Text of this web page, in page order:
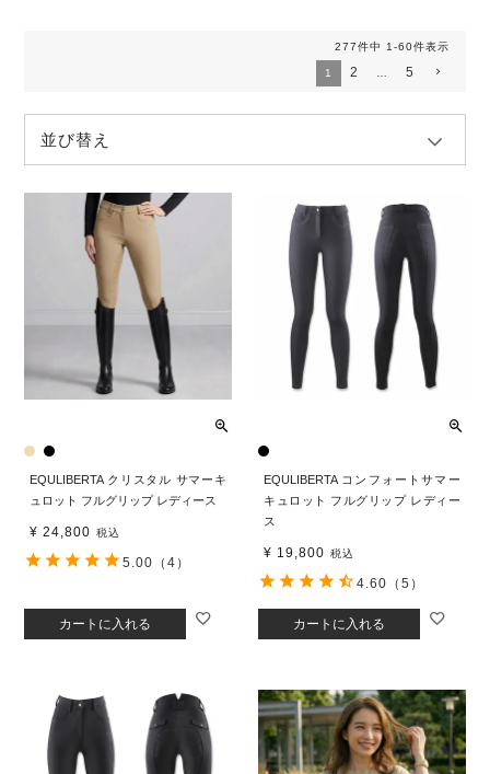
並び替え
277件中 1 -60件表示
1 2 5
EQULIBERTA クリスタル サマーキ
ュロット フルグリップ レディース
¥ 24,800 税込
カートに入れる
5.00 （4）
EQULIBERTA コンフォートサマー
キュロット フルグリップ レディー
ス
¥ 19,800 税込
カートに入れる
4.60 （5）